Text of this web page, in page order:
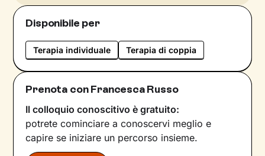
Disponibile per
Terapia individuale Terapia di coppia
Prenota con Francesca Russo
Il colloquio conoscitivo è gratuito:
potrete cominciare a conoscervi meglio e
capire se iniziare un percorso insieme.